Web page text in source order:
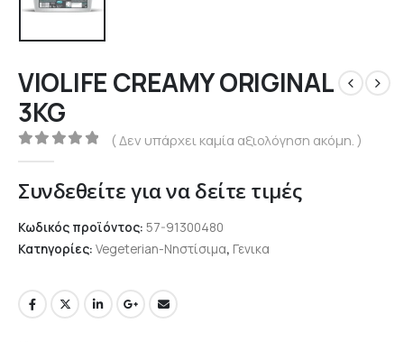
VIOLIFE CREAMY ORIGINAL
3KG
0out of 5
( Δεν υπάρχει καμία αξιολόγηση ακόμη. )
Συνδεθείτε για να δείτε τιμές
Κωδικός προϊόντος: 57-91300480
Κατηγορίες: Vegeterian-Νηστίσιμα, Γενικα